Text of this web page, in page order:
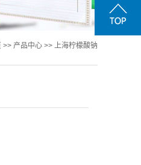
>> 产品中心 >> 上海柠檬酸钠